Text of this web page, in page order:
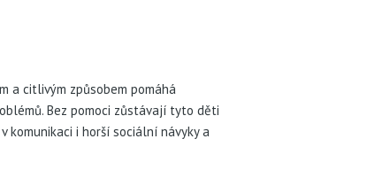
a citlivým způsobem pomáhá
Bez pomoci zůstávají tyto děti
komunikaci i horší sociální návyky a